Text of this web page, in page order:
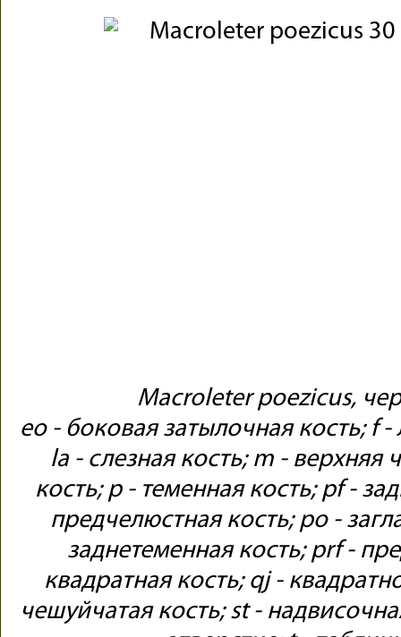
Macroleter poezicus,
eo - боковая затылочная кость; f -
la - слезная кость; m - верхняя
кость; p - теменная кость; pf -
предчелюстная кость; po -
заднетеменная кость; prf -
квадратная кость; qj -
чешуйчатая кость; st -